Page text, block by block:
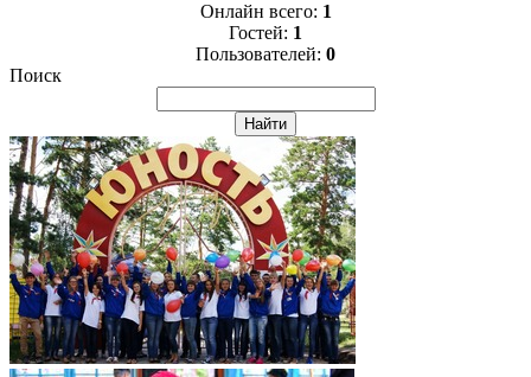
Онлайн всего: 1
Гостей: 1
Пользователей: 0
Поиск